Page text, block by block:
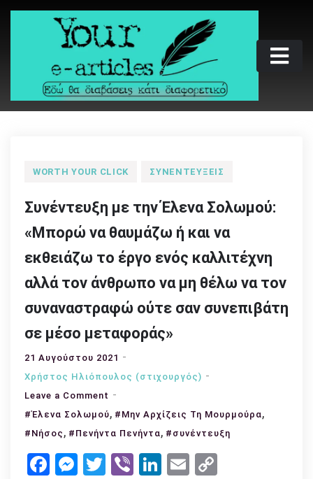
Skip
Your e-articles
Εδώ θα διαβάσεις κάτι διαφορετικό
WORTH YOUR CLICK ΣΥΝΕΝΤΕΎΞΕΙΣ
Συνέντευξη με την Έλενα Σολωμού:
«Μπορώ να θαυμάζω ή και να
εκθειάζω το έργο ενός καλλιτέχνη
αλλά τον άνθρωπο να μη θέλω να τον
συναναστραφώ ούτε σαν συνεπιβάτη
σε μέσο μεταφοράς»
21 Αυγούστου 2021
Χρήστος Ηλιόπουλος (στιχουργός)
Leave a Comment on
Συνέντευξη
με
Έλενα
#Έλενα Σολωμού, #Μην Αρχίζεις Τη Μουρμούρα,
#Νήσος , #Πενήντα Πενήντα, #συνέντευξη
Facebook
Messenger
Twitter
ViberLinkedIn
Email